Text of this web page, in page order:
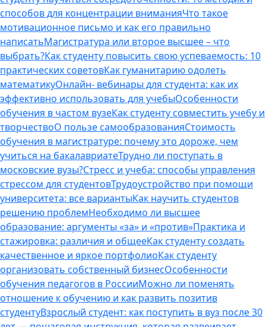
способов для концентрации вниманияЧто такое
мотивационное письмо и как его правильно
написатьМагистратура или второе высшее – что
выбрать?Как студенту повысить свою успеваемость: 10
практических советовКак гуманитарию одолеть
математикуОнлайн- вебинары для студента: как их
эффективно использовать для учебыОсобенности
обучения в частом вузеКак студенту совместить учебу и
творчествоО пользе самообразованияСтоимость
обучения в магистратуре: почему это дороже, чем
учиться на бакалавриатеТрудно ли поступать в
московские вузы?Стресс и учеба: способы управления
стрессом для студентовТрудоустройство при помощи
университета: все вариантыКак научить студентов
решению проблемНеобходимо ли высшее
образование: аргументы «за» и «против»Практика и
стажировка: различия и общееКак студенту создать
качественное и яркое портфолиоКак студенту
организовать собственный бизнесОсобенности
обучения педагогов в РоссииМожно ли поменять
отношение к обучению и как развить позитив
студентуВзрослый студент: как поступить в вуз после 30